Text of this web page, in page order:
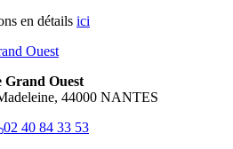
en détails ici
Grand Ouest
44000 NANTES
02 40 84 33 53